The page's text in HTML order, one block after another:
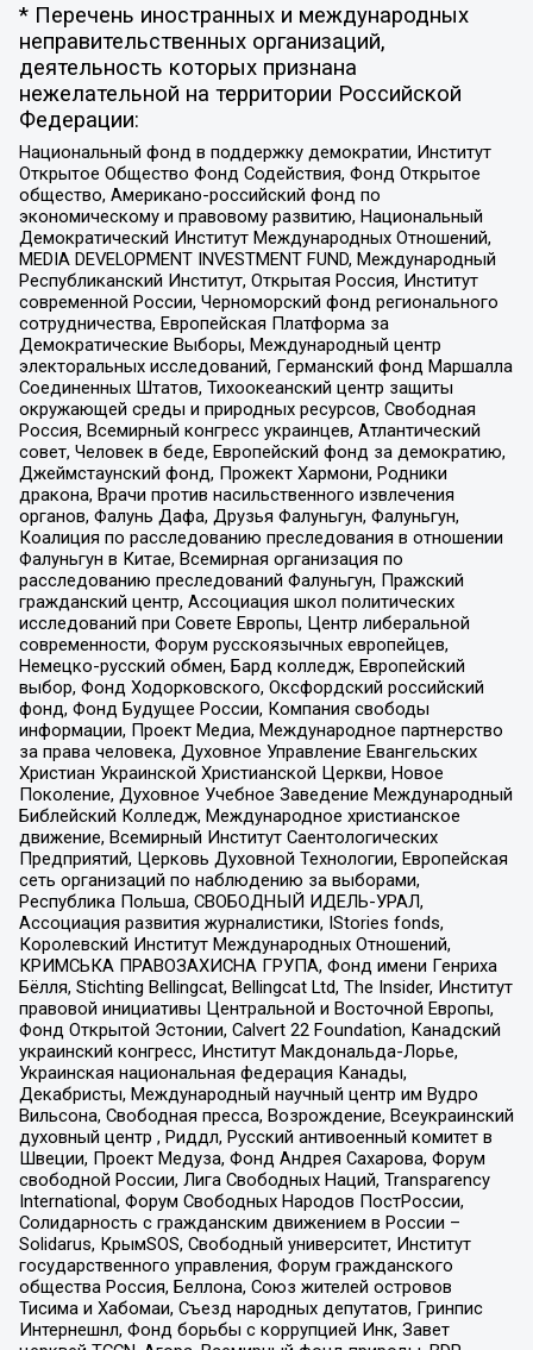
* Перечень иностранных и международных
неправительственных организаций,
деятельность которых признана
нежелательной на территории Российской
Федерации:
Национальный фонд в поддержку демократии, Институт
Открытое Общество Фонд Содействия, Фонд Открытое
общество, Американо-российский фонд по
экономическому и правовому развитию, Национальный
Демократический Институт Международных Отношений,
MEDIA DEVELOPMENT INVESTMENT FUND, Международный
Республиканский Институт, Открытая Россия, Институт
современной России, Черноморский фонд регионального
сотрудничества, Европейская Платформа за
Демократические Выборы, Международный центр
электоральных исследований, Германский фонд Маршалла
Соединенных Штатов, Тихоокеанский центр защиты
окружающей среды и природных ресурсов, Свободная
Россия, Всемирный конгресс украинцев, Атлантический
совет, Человек в беде, Европейский фонд за демократию,
Джеймстаунский фонд, Прожект Хармони, Родники
дракона, Врачи против насильственного извлечения
органов, Фалунь Дафа, Друзья Фалуньгун, Фалуньгун,
Коалиция по расследованию преследования в отношении
Фалуньгун в Китае, Всемирная организация по
расследованию преследований Фалуньгун, Пражский
гражданский центр, Ассоциация школ политических
исследований при Совете Европы, Центр либеральной
современности, Форум русскоязычных европейцев,
Немецко-русский обмен, Бард колледж, Европейский
выбор, Фонд Ходорковского, Оксфордский российский
фонд, Фонд Будущее России, Компания свободы
информации, Проект Медиа, Международное партнерство
за права человека, Духовное Управление Евангельских
Христиан Украинской Христианской Церкви, Новое
Поколение, Духовное Учебное Заведение Международный
Библейский Колледж, Международное христианское
движение, Всемирный Институт Саентологических
Предприятий, Церковь Духовной Технологии, Европейская
сеть организаций по наблюдению за выборами,
Республика Польша, СВОБОДНЫЙ ИДЕЛЬ-УРАЛ,
Ассоциация развития журналистики, IStories fonds,
Королевский Институт Международных Отношений,
КРИМСЬКА ПРАВОЗАХИСНА ГРУПА, Фонд имени Генриха
Бёлля, Stichting Bellingcat, Bellingcat Ltd, The Insider, Институт
правовой инициативы Центральной и Восточной Европы,
Фонд Открытой Эстонии, Calvert 22 Foundation, Канадский
украинский конгресс, Институт Макдональда-Лорье,
Украинская национальная федерация Канады,
Декабристы, Международный научный центр им Вудро
Вильсона, Свободная пресса, Возрождение, Всеукраинский
духовный центр , Риддл, Русский антивоенный комитет в
Швеции, Проект Медуза, Фонд Андрея Сахарова, Форум
свободной России, Лига Свободных Наций, Transparеncy
International, Форум Свободных Народов ПостРоссии,
Солидарность с гражданским движением в России –
Solidarus, КрымSOS, Свободный университет, Институт
государственного управления, Форум гражданского
общества Россия, Беллона, Союз жителей островов
Тисима и Хабомаи, Съезд народных депутатов, Гринпис
Интернешнл, Фонд борьбы с коррупцией Инк, Завет